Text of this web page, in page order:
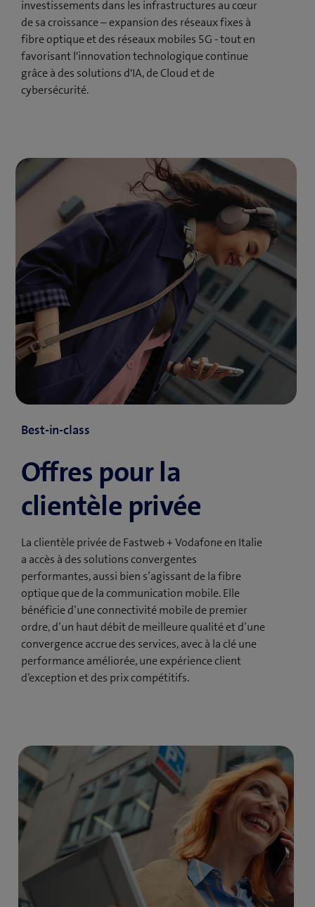
investissements dans les infrastructures au cœur
de sa croissance – expansion des réseaux fixes à
fibre optique et des réseaux mobiles 5G - tout en
favorisant l'innovation technologique continue
grâce à des solutions d'IA, de Cloud et de
cybersécurité.
Best-in-class
Offres pour la
clientèle privée
La clientèle privée de Fastweb + Vodafone en Italie
a accès à des solutions convergentes
performantes, aussi bien s’agissant de la fibre
optique que de la communication mobile. Elle
bénéficie d’une connectivité mobile de premier
ordre, d’un haut débit de meilleure qualité et d’une
convergence accrue des services, avec à la clé une
performance améliorée, une expérience client
d’exception et des prix compétitifs.